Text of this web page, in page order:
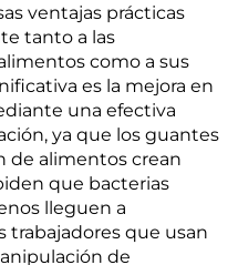
ventajas prácticas
tanto a las
como a sus
es la mejora en
una efectiva
ya que los guantes
de alimentos crean
que bacterias
lleguen a
trabajadores que usan
de